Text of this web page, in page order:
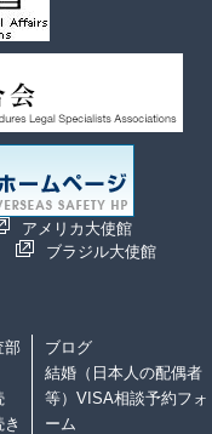
アメリカ大使館
ブラジル大使館
部
ブログ
結婚（日本人の配偶者
等）VISA相談予約フォ
ーム